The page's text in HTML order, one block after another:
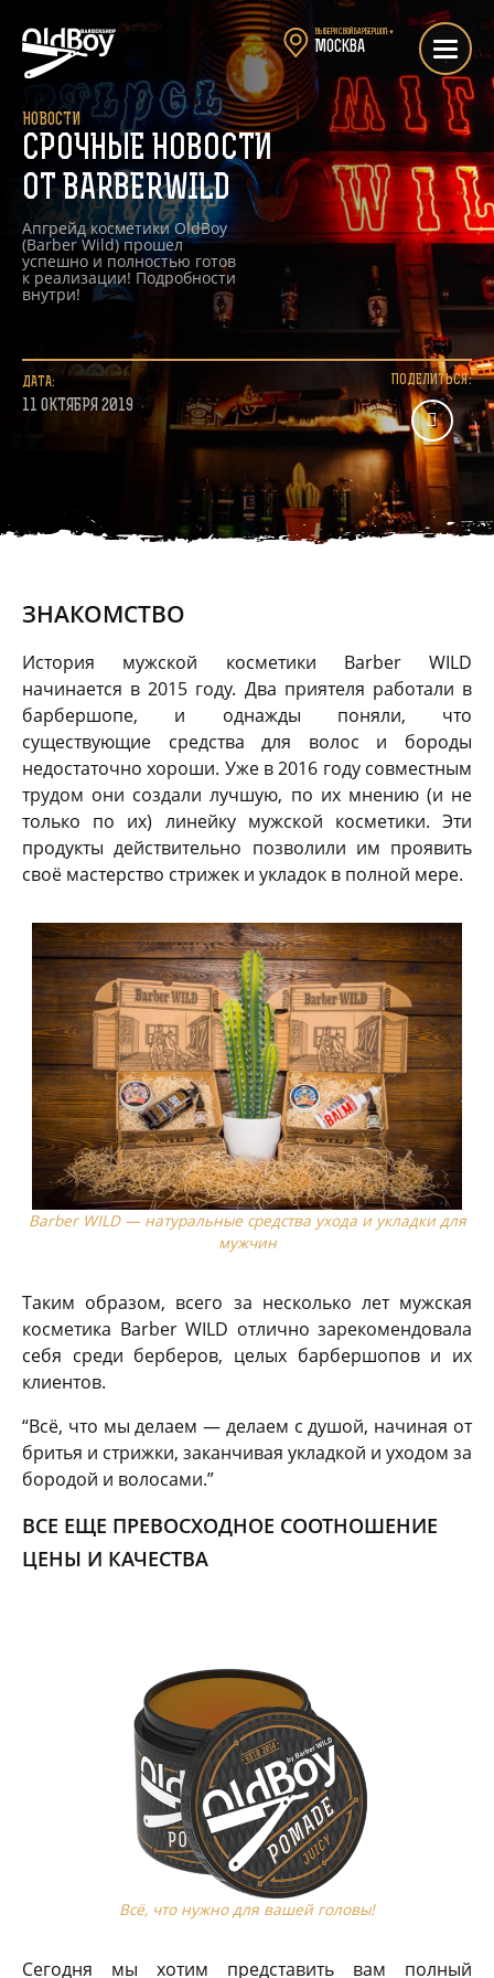
Выбери свой барбершоп:▼
Москва
НОВОСТИ
СРОЧНЫЕ НОВОСТИ
ОТ BARBERWILD
Апгрейд косметики OldBoy
(Barber Wild) прошел
успешно и полностью готов
к реализации! Подробности
внутри!
ДАТА:
11 ОКТЯБРЯ 2019
ПОДЕЛИТЬСЯ:
ЗНАКОМСТВО
История мужской косметики Barber WILD
начинается в 2015 году. Два приятеля работали в
барбершопе, и однажды поняли, что
существующие средства для волос и бороды
недостаточно хороши. Уже в 2016 году совместным
трудом они создали лучшую, по их мнению (и не
только по их) линейку мужской косметики. Эти
продукты действительно позволили им проявить
своё мастерство стрижек и укладок в полной мере.
Barber WILD — натуральные средства ухода и укладки для
мужчин
Таким образом, всего за несколько лет мужская
косметика Barber WILD отлично зарекомендовала
себя среди берберов, целых барбершопов и их
клиентов.
“Всё, что мы делаем — делаем с душой, начиная от
бритья и стрижки, заканчивая укладкой и уходом за
бородой и волосами.”
ВСЕ ЕЩЕ ПРЕВОСХОДНОЕ СООТНОШЕНИЕ
ЦЕНЫ И КАЧЕСТВА
Всё, что нужно для вашей головы!
Сегодня мы хотим представить вам полный